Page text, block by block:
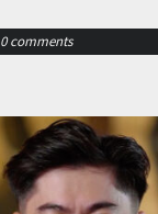
0 comments